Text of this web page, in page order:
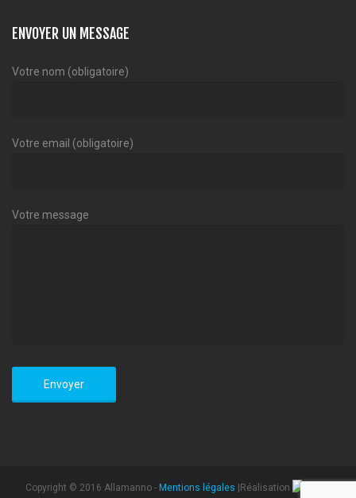
ENVOYER UN MESSAGE
Votre nom (obligatoire)
Votre email (obligatoire)
Votre message
Copyright © 2016 Allamanno - Mentions légales |Réalisation